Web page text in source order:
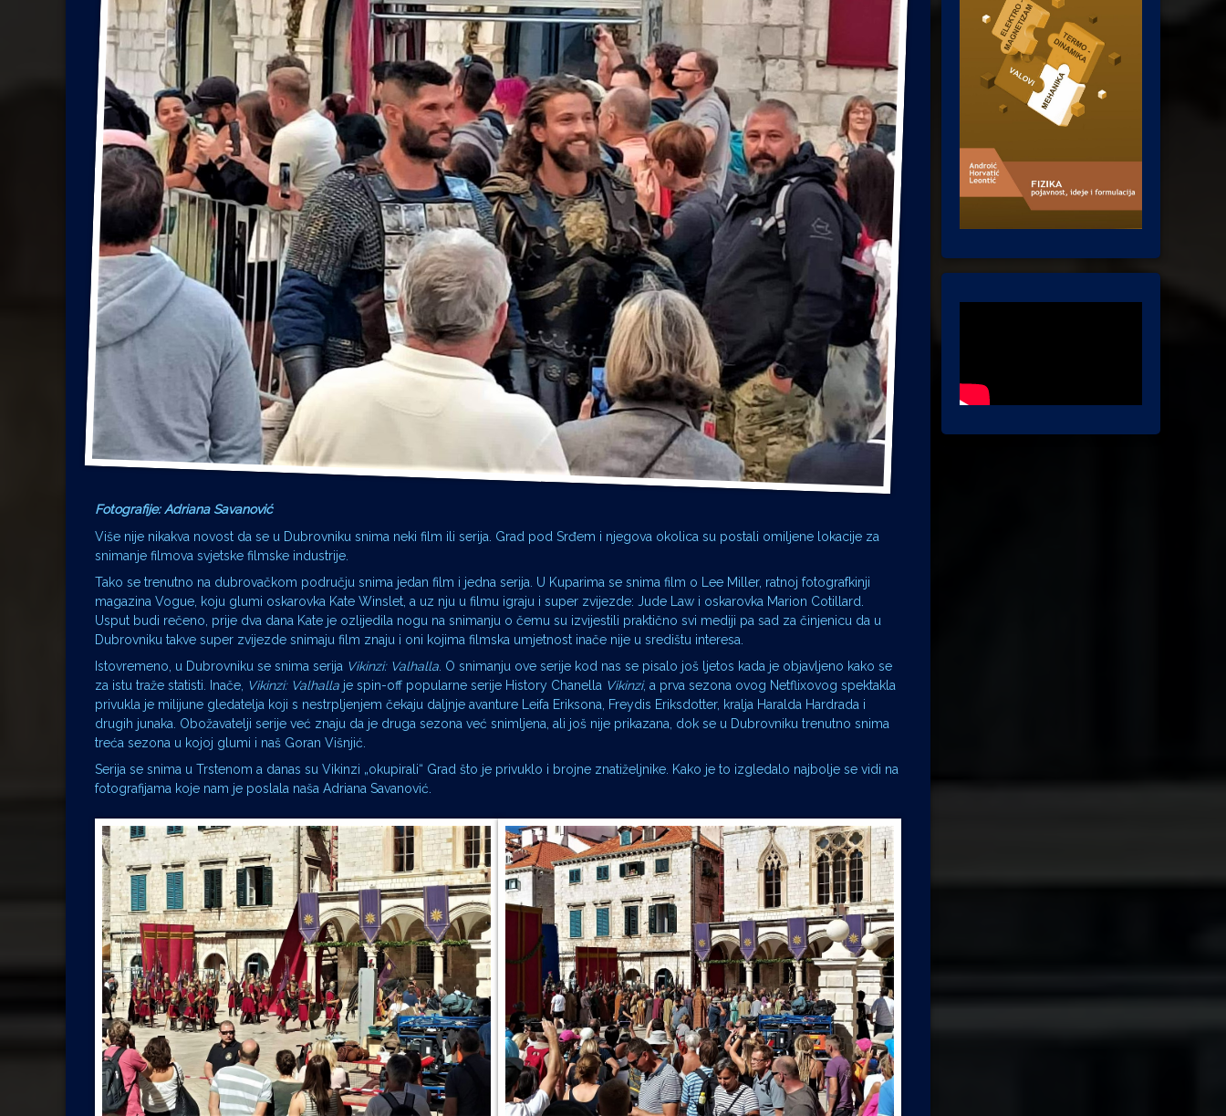
Fotografije: Adriana Savanović
Više nije nikakva novost da se u Dubrovniku snima neki film ili serija. Grad pod Srđem i njegova okolica su postali omiljene lokacije za
snimanje filmova svjetske filmske industrije.
Tako se trenutno na dubrovačkom području snima jedan film i jedna serija. U Kuparima se snima film o Lee Miller, ratnoj fotografkinji
magazina Vogue, koju glumi oskarovka Kate Winslet, a uz nju u filmu igraju i super zvijezde: Jude Law i oskarovka Marion Cotillard.
Usput budi rečeno, prije dva dana Kate je ozlijedila nogu na snimanju o čemu su izvijestili praktično svi mediji pa sad za činjenicu da u
Dubrovniku takve super zvijezde snimaju film znaju i oni kojima filmska umjetnost inače nije u središtu interesa.
Istovremeno, u Dubrovniku se snima serija Vikinzi: Valhalla . O snimanju ove serije kod nas se pisalo još ljetos kada je objavljeno kako se
za istu traže statisti. Inače, Vikinzi: Valhalla je spin-off popularne serije History Chanella Vikinzi, a prva sezona ovog Netflixovog spektakla
privukla je milijune gledatelja koji s nestrpljenjem čekaju daljnje avanture Leifa Eriksona, Freydis Eriksdotter, kralja Haralda Hardrada i
drugih junaka. Obožavatelji serije već znaju da je druga sezona već snimljena, ali još nije prikazana, dok se u Dubrovniku trenutno snima
treća sezona u kojoj glumi i naš Goran Višnjić.
Serija se snima u Trstenom a danas su Vikinzi „okupirali“ Grad što je privuklo i brojne znatiželjnike. Kako je to izgledalo najbolje se vidi na
fotografijama koje nam je poslala naša Adriana Savanović.